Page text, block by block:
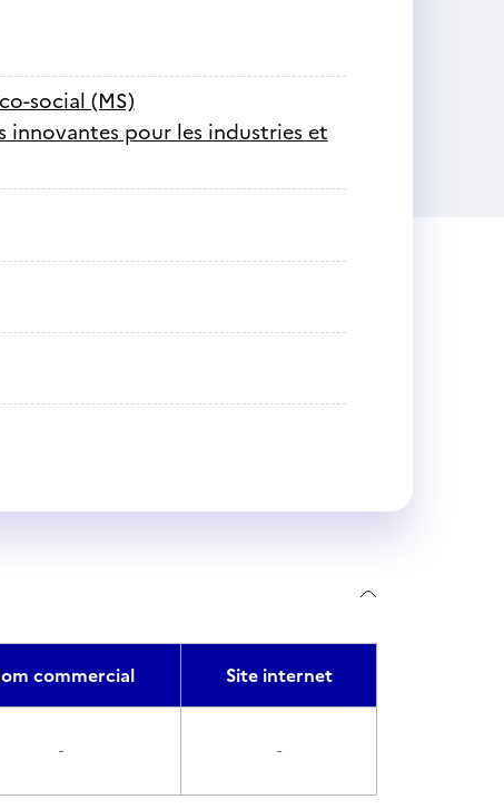
social (MS)
pour les industries et
commercial Site internet
- -